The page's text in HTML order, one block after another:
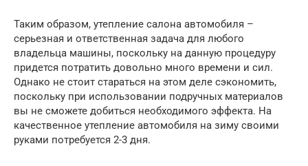
Таким образом, утепление салона автомобиля –
серьезная и ответственная задача для любого
владельца машины, поскольку на данную процедуру
придется потратить довольно много времени и сил.
Однако не стоит стараться на этом деле сэкономить,
поскольку при использовании подручных материалов
вы не сможете добиться необходимого эффекта. На
качественное утепление автомобиля на зиму своими
руками потребуется 2-3 дня.